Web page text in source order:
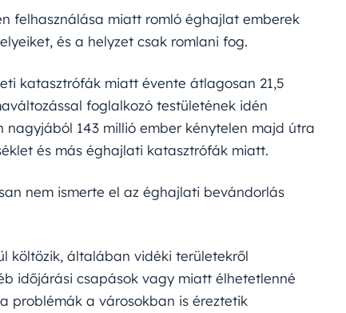
felhasználása miatt romló éghajlat emberek
és a helyzet csak romlani fog.
katasztrófák miatt évente átlagosan 21,5
foglalkozó testületének idén
nagyjából 143 millió ember kénytelen majd útra
és más éghajlati katasztrófák miatt.
nem ismerte el az éghajlati bevándorlás
költözik, általában vidéki területekről
időjárási csapások vagy miatt élhetetlenné
problémák a városokban is éreztetik